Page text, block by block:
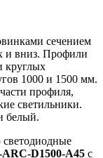
сечением
и вниз. Профили
круглых
1000 и 1500 мм.
профиля,
светильники.
белый.
D1500-A45 с